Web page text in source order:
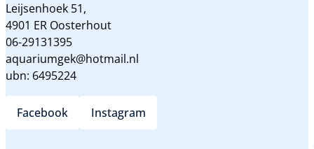
Leijsenhoek 51,
4901 ER Oosterhout
06-29131395
aquariumgek@hotmail.nl
ubn: 6495224
Facebook Instagram